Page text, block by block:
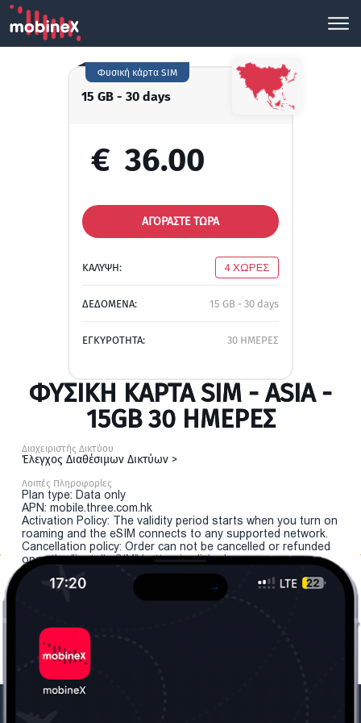
15 GB - 30 days
Φυσική κάρτα SIM
€ 36.00
ΑΓΟΡΑΣΤΕ ΤΩΡΑ
ΚΑΛΥΨΗ: 4 ΧΩΡΕΣ
ΔΕΔΟΜΕΝΑ: 15 GB - 30 days
ΕΓΚΥΡΟΤΗΤΑ: 30 ΗΜΕΡΕΣ
ΦΥΣΙΚΉ ΚΆΡΤΑ SIM - ASIA -
15GB 30 ΗΜΕΡΕΣ
Διαχειριστής Δικτύου
Έλεγχος Διαθέσιμων Δικτύων >
Λοιπές Πληροφορίες
Plan type: Data only
APN: mobile.three.com.hk
Activation Policy: The validity period starts when you turn on
roaming and the eSIM connects to any supported network.
Cancellation policy: Order can not be cancelled or refunded
once the "install eSIM" button is clicked.